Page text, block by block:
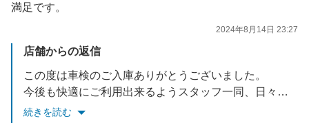
満足です。
2024年8月14日 23:27
店舗からの返信
この度は車検のご入庫ありがとうございました。
今後も快適にご利用出来るようスタッフ一同、日々改善して参りますので、よろしくお願いいたします。
またのご利用お待ちしております。
続きを読む